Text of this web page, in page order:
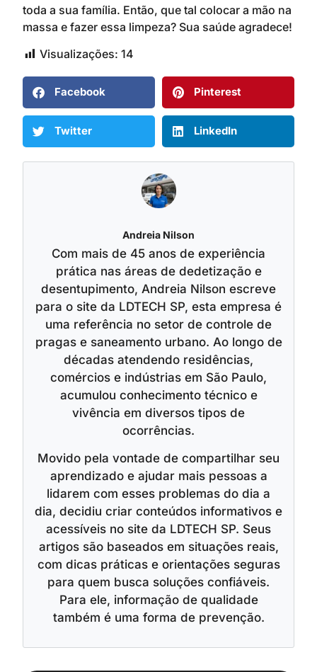
toda a sua família. Então, que tal colocar a mão na
massa e fazer essa limpeza? Sua saúde agradece!
Visualizações: 14
Facebook Pinterest
Twitter LinkedIn
Andreia Nilson
Com mais de 45 anos de experiência
prática nas áreas de dedetização e
desentupimento, Andreia Nilson escreve
para o site da LDTECH SP, esta empresa é
uma referência no setor de controle de
pragas e saneamento urbano. Ao longo de
décadas atendendo residências,
comércios e indústrias em São Paulo,
acumulou conhecimento técnico e
vivência em diversos tipos de
ocorrências.
Movido pela vontade de compartilhar seu
aprendizado e ajudar mais pessoas a
lidarem com esses problemas do dia a
dia, decidiu criar conteúdos informativos e
acessíveis no site da LDTECH SP. Seus
artigos são baseados em situações reais,
com dicas práticas e orientações seguras
para quem busca soluções confiáveis.
Para ele, informação de qualidade
também é uma forma de prevenção.